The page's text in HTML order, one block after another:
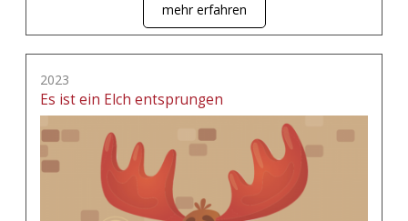
mehr erfahren
2023
Es ist ein Elch entsprungen